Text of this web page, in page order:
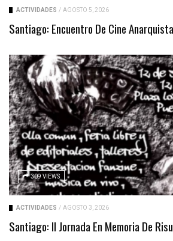
ACTIVIDADES / AGOSTO 5, 2026
Santiago: Encuentro De Cine
309 VIEWS
ACTIVIDADES / AGOSTO 3, 2026
Santiago: II Jornada En Memoria De